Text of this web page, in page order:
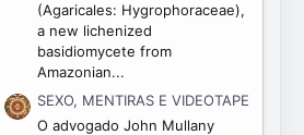
(Agaricales: Hygrophoraceae),
a new lichenized
basidiomycete from
Amazonian...
SEXO, MENTIRAS E VIDEOTAPE
O advogado John Mullany